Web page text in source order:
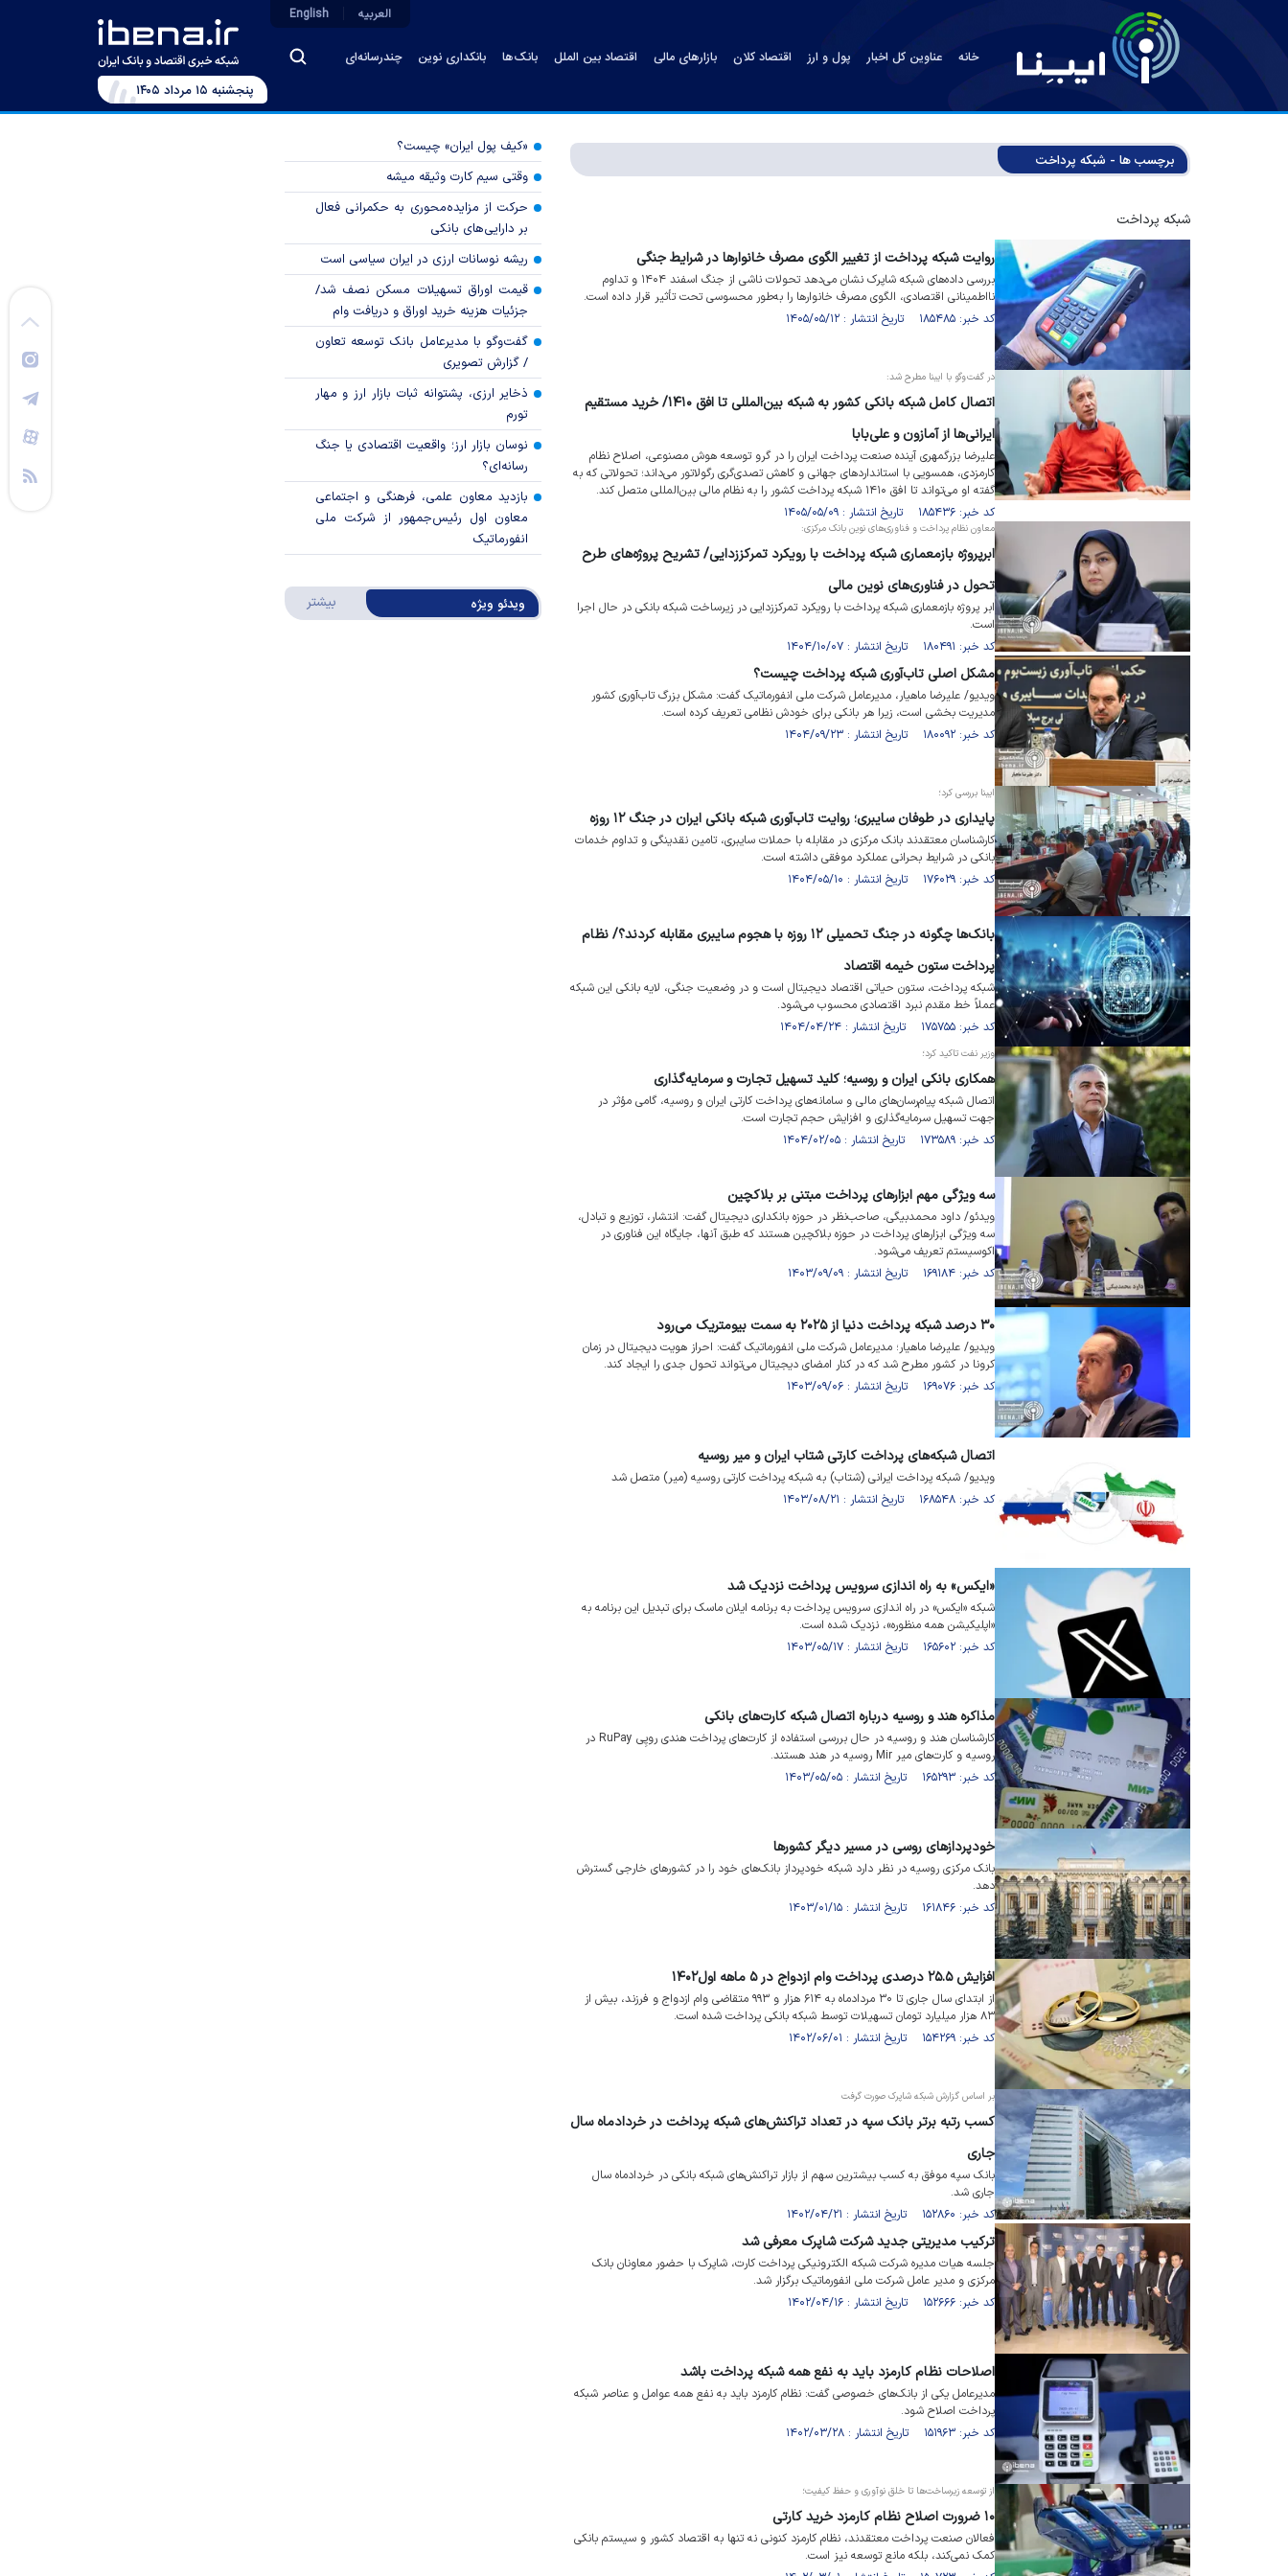
خانه عناوین کل اخبار پول و ارز اقتصاد کلان بازارهای مالی اقتصاد بین الملل بانک‌ها بانکداری نوین چندرسانه‌ای
العربیه English
پنجشنبه ۱۵ مرداد ۱۴۰۵
برچسب ها - شبکه پرداخت
شبکه پرداخت
روایت شبکه پرداخت از تغییر الگوی مصرف خانوار‌ها در شرایط جنگی
بررسی داده‌های شبکه شاپرک نشان می‌دهد تحولات ناشی از جنگ اسفند ۱۴۰۴ و تداوم
نااطمینانی اقتصادی، الگوی مصرف خانوار‌ها را به‌طور محسوسی تحت تأثیر قرار داده است.
کد خبر: ۱۸۵۴۸۵ تاریخ انتشار : ۱۴۰۵/۰۵/۱۲
در گفت‌و‌گو با ایبنا مطرح شد:
اتصال کامل شبکه بانکی کشور به شبکه بین‌المللی تا افق ۱۴۱۰/ خرید مستقیم
ایرانی‌ها از آمازون و علی‌بابا
علیرضا بزرگمهری آینده صنعت پرداخت ایران را در گرو توسعه هوش مصنوعی، اصلاح نظام
کارمزدی، همسویی با استاندارد‌های جهانی و کاهش تصدی‌گری رگولاتور می‌داند؛ تحولاتی که به
گفته او می‌تواند تا افق ۱۴۱۰ شبکه پرداخت کشور را به نظام مالی بین‌المللی متصل کند.
کد خبر: ۱۸۵۴۳۶ تاریخ انتشار : ۱۴۰۵/۰۵/۰۹
معاون نظام پرداخت و فناوری‌های نوین بانک مرکزی:
ابرپروژه بازمعماری شبکه پرداخت با رویکرد تمرکززدایی/ تشریح پروژه‌های طرح
تحول در فناوری‌های نوین مالی
ابر پروژه بازمعماری شبکه پرداخت با رویکرد تمرکززدایی در زیرساخت شبکه بانکی در حال اجرا
است.
کد خبر: ۱۸۰۴۹۱ تاریخ انتشار : ۱۴۰۴/۱۰/۰۷
مشکل اصلی تاب‌آوری شبکه پرداخت چیست؟
ویدیو/ علیرضا ماهیار، مدیرعامل شرکت ملی انفورماتیک گفت: مشکل بزرگ تاب‌آوری کشور
مدیریت بخشی است، زیرا هر بانکی برای خودش نظامی تعریف کرده است.
کد خبر: ۱۸۰۰۹۲ تاریخ انتشار : ۱۴۰۴/۰۹/۲۳
ایبنا بررسی کرد؛
پایداری در طوفان سایبری؛ روایت تاب‌آوری شبکه بانکی ایران در جنگ ۱۲ روزه
کارشناسان معتقدند بانک مرکزی در مقابله با حملات سایبری، تامین نقدینگی و تداوم خدمات
بانکی در شرایط بحرانی عملکرد موفقی داشته است.
کد خبر: ۱۷۶۰۲۹ تاریخ انتشار : ۱۴۰۴/۰۵/۱۰
بانک‌ها چگونه در جنگ تحمیلی ۱۲ روزه با هجوم سایبری مقابله کردند؟/ نظام
پرداخت ستون خیمه اقتصاد
شبکه پرداخت، ستون حیاتی اقتصاد دیجیتال است و در وضعیت جنگی، لایه بانکی این شبکه
عملاً خط مقدم نبرد اقتصادی محسوب می‌شود.
کد خبر: ۱۷۵۷۵۵ تاریخ انتشار : ۱۴۰۴/۰۴/۲۴
وزیر نفت تاکید کرد؛
همکاری بانکی ایران و روسیه؛ کلید تسهیل تجارت و سرمایه‌گذاری
اتصال شبکه پیام‌رسان‌های مالی و سامانه‌های پرداخت کارتی ایران و روسیه، گامی مؤثر در
جهت تسهیل سرمایه‌گذاری و افزایش حجم تجارت است.
کد خبر: ۱۷۳۵۸۹ تاریخ انتشار : ۱۴۰۴/۰۲/۰۵
سه ویژگی مهم ابزار‌های پرداخت مبتنی بر بلاکچین
ویدئو/ داود محمدبیگی، صاحب‌نظر در حوزه بانکداری دیجیتال گفت: انتشار، توزیع و تبادل،
سه ویژگی ابزار‌های پرداخت در حوزه بلاکچین هستند که طبق آنها، جایگاه این فناوری در
اکوسیستم تعریف می‌شود.
کد خبر: ۱۶۹۱۸۴ تاریخ انتشار : ۱۴۰۳/۰۹/۰۹
۳۰ درصد شبکه پرداخت دنیا از ۲۰۲۵ به سمت بیومتریک می‌رود
ویدیو/ علیرضا ماهیار؛ مدیرعامل شرکت ملی انفورماتیک گفت: احراز هویت دیجیتال در زمان
کرونا در کشور مطرح شد که در کنار امضای دیجیتال می‌تواند تحول جدی را ایجاد کند.
کد خبر: ۱۶۹۰۷۶ تاریخ انتشار : ۱۴۰۳/۰۹/۰۶
اتصال شبکه‌های پرداخت کارتی شتاب ایران و میر روسیه
ویدیو/ شبکه پرداخت ایرانی (شتاب) به شبکه پرداخت کارتی روسیه (میر) متصل شد
کد خبر: ۱۶۸۵۴۸ تاریخ انتشار : ۱۴۰۳/۰۸/۲۱
«ایکس» به راه اندازی سرویس پرداخت نزدیک شد
شبکه «ایکس» در راه اندازی سرویس پرداخت به برنامه ایلان ماسک برای تبدیل این برنامه به
«اپلیکیشن همه منظوره»، نزدیک شده است.
کد خبر: ۱۶۵۶۰۲ تاریخ انتشار : ۱۴۰۳/۰۵/۱۷
مذاکره هند و روسیه درباره اتصال شبکه کارت‌های بانکی
کارشناسان هند و روسیه در حال بررسی استفاده از کارت‌های پرداخت هندی روپِی RuPay در
روسیه و کارت‌های میر Mir روسیه در هند هستند.
کد خبر: ۱۶۵۲۹۳ تاریخ انتشار : ۱۴۰۳/۰۵/۰۵
خودپرداز‌های روسی در مسیر دیگر کشور‌ها
بانک مرکزی روسیه در نظر دارد شبکه خودپرداز بانک‌های خود را در کشور‌های خارجی گسترش
دهد.
کد خبر: ۱۶۱۸۴۶ تاریخ انتشار : ۱۴۰۳/۰۱/۱۵
افزایش ۲۵.۵ درصدی پرداخت وام ازدواج در ۵ ماهه اول۱۴۰۲
از ابتدای سال جاری تا ۳۰ مردادماه به ۶۱۴ هزار و ۹۹۳ متقاضی وام ازدواج و فرزند، بیش از
۸۳ هزار میلیارد تومان تسهیلات توسط شبکه بانکی پرداخت شده است.
کد خبر: ۱۵۴۲۶۹ تاریخ انتشار : ۱۴۰۲/۰۶/۰۱
بر اساس گزارش شبکه شاپرک صورت گرفت
کسب رتبه برتر بانک سپه در تعداد تراکنش‌های شبکه پرداخت در خردادماه سال
جاری
بانک سپه موفق به کسب بیشترین سهم از بازار تراکنش‌های شبکه بانکی در خردادماه سال
جاری شد.
کد خبر: ۱۵۲۸۶۰ تاریخ انتشار : ۱۴۰۲/۰۴/۲۱
ترکیب مدیریتی جدید شرکت شاپرک معرفی شد
جلسه هیات مدیره شرکت شبکه الکترونیکی پرداخت کارت، شاپرک با حضور معاونان بانک
مرکزی و مدیر عامل شرکت ملی انفورماتیک برگزار شد.
کد خبر: ۱۵۲۶۶۶ تاریخ انتشار : ۱۴۰۲/۰۴/۱۶
اصلاحات نظام کارمزد باید به نفع همه شبکه پرداخت باشد
مدیرعامل یکی از بانک‌های خصوصی گفت: نظام کارمزد باید به نفع همه عوامل و عناصر شبکه
پرداخت اصلاح شود.
کد خبر: ۱۵۱۹۶۳ تاریخ انتشار : ۱۴۰۲/۰۳/۲۸
از توسعه زیرساخت‌ها تا خلق نوآوری و حفظ کیفیت؛
۱۰ ضرورت اصلاح نظام کارمزد خرید کارتی
فعالان صنعت پرداخت معتقدند، نظام کارمزد کنونی نه تنها به اقتصاد کشور و سیستم بانکی
کمک نمی‌کند، بلکه مانع توسعه نیز است.
«کیف پول ایران» چیست؟
وقتی سیم کارت وثیقه میشه
حرکت از مزایده‌محوری به حکمرانی فعال
بر دارایی‌های بانکی
ریشه نوسانات ارزی در ایران سیاسی است
قیمت اوراق تسهیلات مسکن نصف شد/
جزئیات هزینه خرید اوراق و دریافت وام
گفت‌وگو با مدیرعامل بانک توسعه تعاون
/ گزارش تصویری
ذخایر ارزی، پشتوانه ثبات بازار ارز و مهار
تورم
نوسان بازار ارز؛ واقعیت اقتصادی یا جنگ
رسانه‌ای؟
بازدید معاون علمی، فرهنگی و اجتماعی
معاون اول رئیس‌جمهور از شرکت ملی
انفورماتیک
شوک نقدینگی در موفق‌ترین صندوق
سرمایه‌گذاری سال ۲۰۲۶
ویدئو ویژه بیشتر درباره ویدئو ویژه